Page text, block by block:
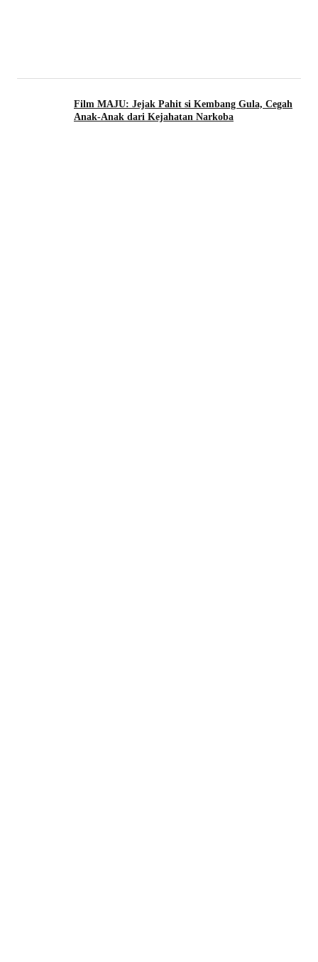
Film MAJU: Jejak Pahit si Kembang Gula, Cegah
Anak-Anak dari Kejahatan Narkoba